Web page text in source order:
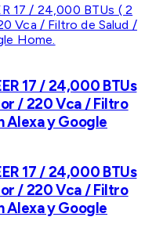
17 / 24,000 BTUs
/ 220 Vca / Filtro
Alexa y Google
17 / 24,000 BTUs
/ 220 Vca / Filtro
Alexa y Google